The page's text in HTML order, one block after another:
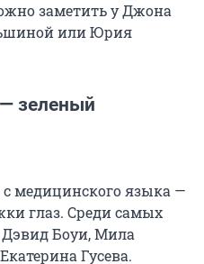
заметить у Джона
или Юрия
зеленый
с медицинского языка —
глаз. Среди самых
Дэвид Боуи, Мила
Гусева.